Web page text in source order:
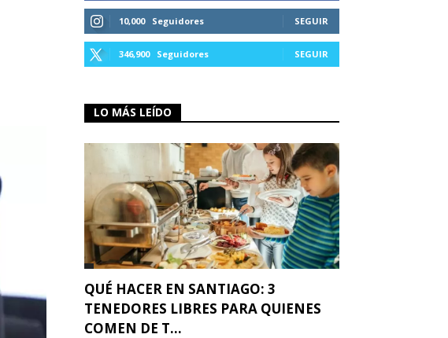
10,000 Seguidores SEGUIR
346,900 Seguidores SEGUIR
LO MÁS LEÍDO
QUÉ HACER EN SANTIAGO: 3
TENEDORES LIBRES PARA QUIENES
COMEN DE T...